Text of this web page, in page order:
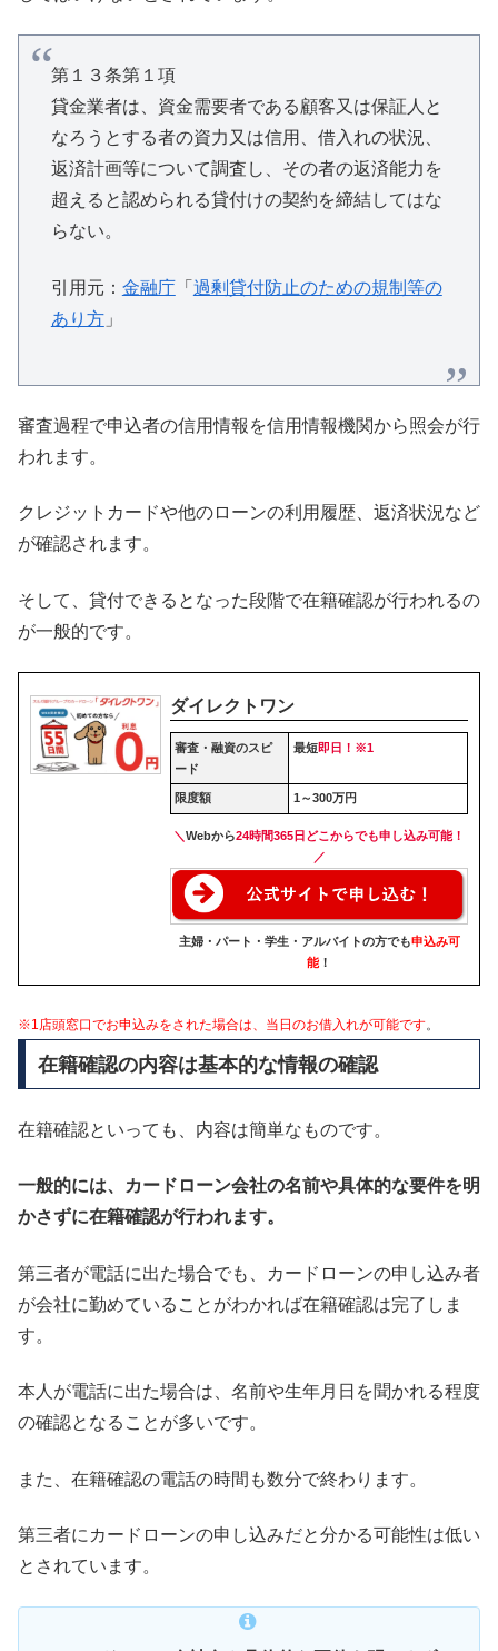
第１３条第１項
貸金業者は、資金需要者である顧客又は保証人と
なろうとする者の資力又は信用、借入れの状況、
返済計画等について調査し、その者の返済能力を
超えると認められる貸付けの契約を締結してはな
らない。
引用元： 金融庁「 過剰貸付防止のための規制等の
あり方」
審査過程で申込者の信用情報を信用情報機関から照会が行
われます。
クレジットカードや他のローンの利用履歴、返済状況など
が確認されます。
そして、貸付できるとなった段階で在籍確認が行われるの
が一般的です。
ダイレクトワン
審査・融資のスピ
ード
最短即日！※1
限度額 1～300万円
＼Webから24時間365日どこからでも申し込み可能 ！
／
主婦・パート・学生・アルバイトの方でも申込み可
能 ！
※1店頭窓口でお申込みをされた場合は、当日のお借入れが可能です。
在籍確認の内容は基本的な情報の確認
在籍確認といっても、内容は簡単なものです。
一般的には、カードローン会社の名前や具体的な要件を明
かさずに在籍確認が行われます。
第三者が電話に出た場合でも、カードローンの申し込み者
が会社に勤めていることがわかれば在籍確認は完了しま
す。
本人が電話に出た場合は、名前や生年月日を聞かれる程度
の確認となることが多いです。
また、在籍確認の電話の時間も数分で終わります。
第三者にカードローンの申し込みだと分かる可能性は低い
とされています。